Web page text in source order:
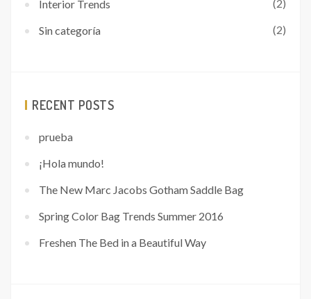
Interior Trends (2)
Sin categoría (2)
RECENT POSTS
prueba
¡Hola mundo!
The New Marc Jacobs Gotham Saddle Bag
Spring Color Bag Trends Summer 2016
Freshen The Bed in a Beautiful Way